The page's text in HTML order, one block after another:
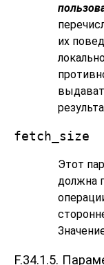
их
fetch_size
Этот
должна
F.34.1.5.